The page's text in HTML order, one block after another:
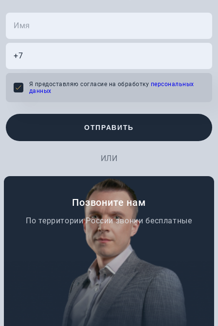
Я предоставляю согласие на обработку персональных
данных
ОТПРАВИТЬ
ИЛИ
Позвоните нам
По территории России звонки бесплатные